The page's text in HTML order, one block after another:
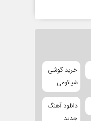
خرید گوشی
شیائومی
دانلود آهنگ
جدید